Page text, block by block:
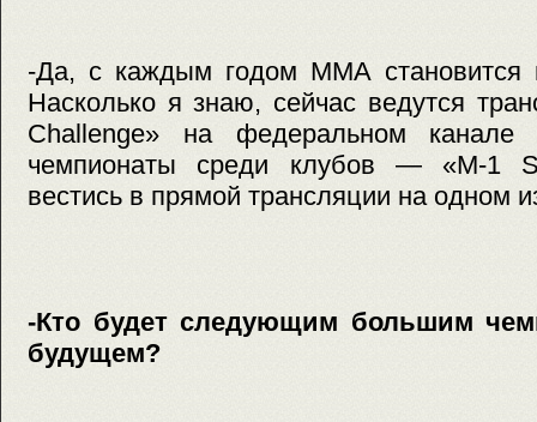
-Да, с каждым годом ММА становится
Насколько я знаю, сейчас ведутся
Challenge» на федеральном канале
чемпионаты среди клубов — «M-1
вестись в прямой трансляции на одном
-Кто будет следующим большим
будущем?